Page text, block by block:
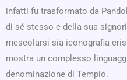
infatti fu trasformato da
di sé stesso e della sua
mescolarsi sia iconografia
mostra un complesso
denominazione di Tempio.